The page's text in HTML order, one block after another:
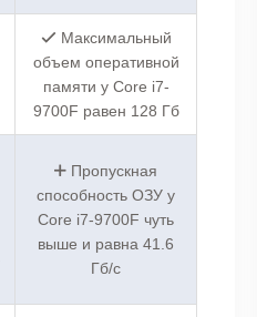
Максимальный
объем оперативной
памяти у Core i7-
9700F равен 128 Гб
Пропускная
способность ОЗУ у
Core i7-9700F чуть
выше и равна 41.6
Гб/с